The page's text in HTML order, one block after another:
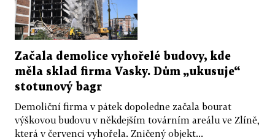
Začala demolice vyhořelé budovy, kde
měla sklad firma Vasky. Dům „ukusuje“
stotunový bagr
Demoliční firma v pátek dopoledne začala bourat
výškovou budovu v někdejším továrním areálu ve Zlíně,
která v červenci vyhořela. Zničený objekt...